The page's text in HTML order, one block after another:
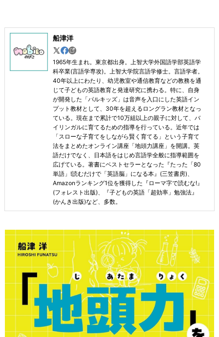
船津洋
1965年生まれ。東京都出身。上智大学外国語学部英語学
科卒業(言語学専攻)。上智大学院言語学修士。言語学者。
40年以上にわたり、幼児教室や通信教育などの教務を通
じて子どもの英語教育と発達研究に携わる。特に、自身
が開発した「パルキッズ」は音声を入口にした英語イン
プット教材として、30年を超えるロングラン教材となっ
ている。現在まで累計で10万組以上の親子に対して、バ
イリンガルに育てるための指導を行っている。近年では
「スローな子育てをしながら賢く育てる」という子育て
法をまとめたオンライン講座「地頭力講座」を開講。英
語だけでなく、日本語をはじめ言語学全般に指導範囲を
広げている。著書にベストセラーとなった『たった「80
単語」!読むだけで「英語脳」になる本』(三笠書房)、
Amazonランキング1位を獲得した『ローマ字で読むな!』
(フォレスト出版)、『子どもの英語「超効率」勉強法』
(かんき出版)など、多数。